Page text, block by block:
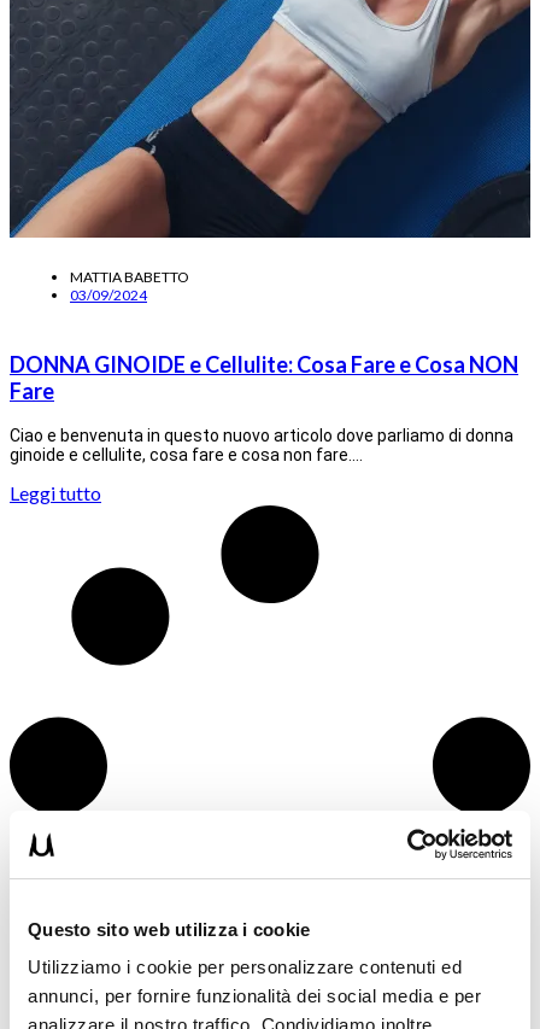
Questo sito web utilizza i cookie
Utilizziamo i cookie per personalizzare contenuti ed
annunci, per fornire funzionalità dei social media e per
analizzare il nostro traffico. Condividiamo inoltre
MATTIA BABETTO
03/09/2024
DONNA GINOIDE e Cellulite: Cosa Fare e Cosa NON
Fare
Ciao e benvenuta in questo nuovo articolo dove parliamo di donna
ginoide e cellulite, cosa fare e cosa non fare.…
Leggi tutto